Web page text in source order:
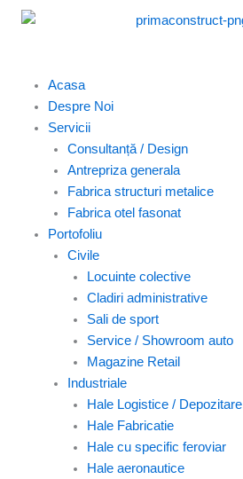
Skip
Acasa
Despre Noi
Servicii
Consultanță / Design
Antrepriza generala
Fabrica structuri metalice
Fabrica otel fasonat
Portofoliu
Civile
Locuinte colective
Cladiri administrative
Sali de sport
Service / Showroom auto
Magazine Retail
Industriale
Hale Logistice / Depozitare
Hale Fabricatie
Hale cu specific feroviar
Hale aeronautice